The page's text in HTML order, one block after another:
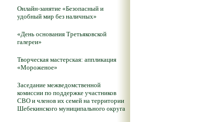
Онлайн-занятие «Безопасный и
удобный мир без наличных»
«День основания Третьяковской
галереи»
Творческая мастерская: аппликация
«Мороженое»
Заседание межведомственной
комиссии по поддержке участников
СВО и членов их семей на территории
Шебекинского муниципального округа